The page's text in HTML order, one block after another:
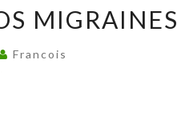
MIGRAINES
Francois